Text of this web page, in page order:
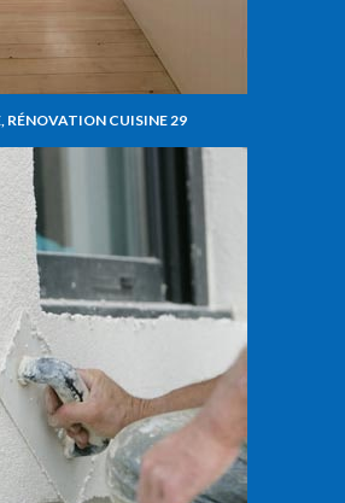
RÉNOVATION CUISINE 29